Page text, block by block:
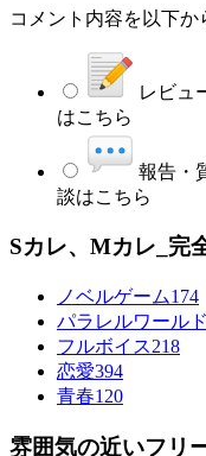
コメント内容を以下
レビュ
はこちら
報告・
談はこちら
Sカレ、Mカレ_完
ノベルゲーム174
パラレルワールド
フルボイス218
恋愛394
青春120
雰囲気の近いフリ